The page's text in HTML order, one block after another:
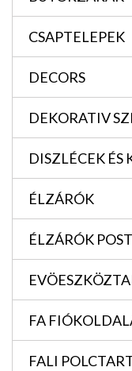
CSAPTELEPEK
DECORS
DEKORATIV
DISZLÉCEK ÉS
ÉLZÁRÓK
ÉLZÁRÓK
FA
FALI